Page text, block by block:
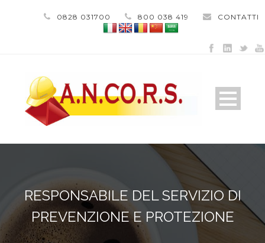
0828 031700 800 038 419 CONTATTI
RESPONSABILE DEL SERVIZIO DI
PREVENZIONE E PROTEZIONE